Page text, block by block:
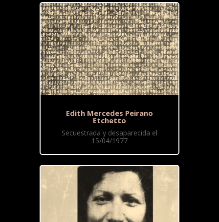
Edith Mercedes Peirano
Etchetto
Secuestrada y desaparecida el
15/04/1977